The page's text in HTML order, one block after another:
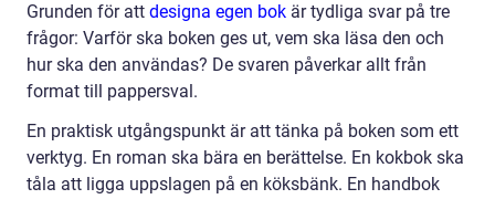
Grunden för att designa egen bok är tydliga svar på tre
frågor: Varför ska boken ges ut, vem ska läsa den och
hur ska den användas? De svaren påverkar allt från
format till pappersval.
En praktisk utgångspunkt är att tänka på boken som ett
verktyg. En roman ska bära en berättelse. En kokbok ska
tåla att ligga uppslagen på en köksbänk. En handbok